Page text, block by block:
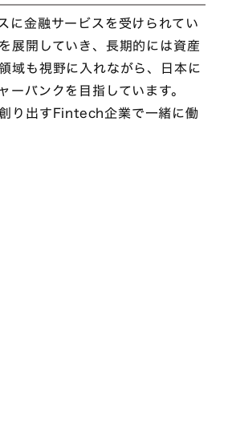
に金融サービスを受けられてい
展開していき、長期的には資産
域も視野に入れながら、日本に
ーバンクを目指しています。
り出すFintech企業で一緒に働